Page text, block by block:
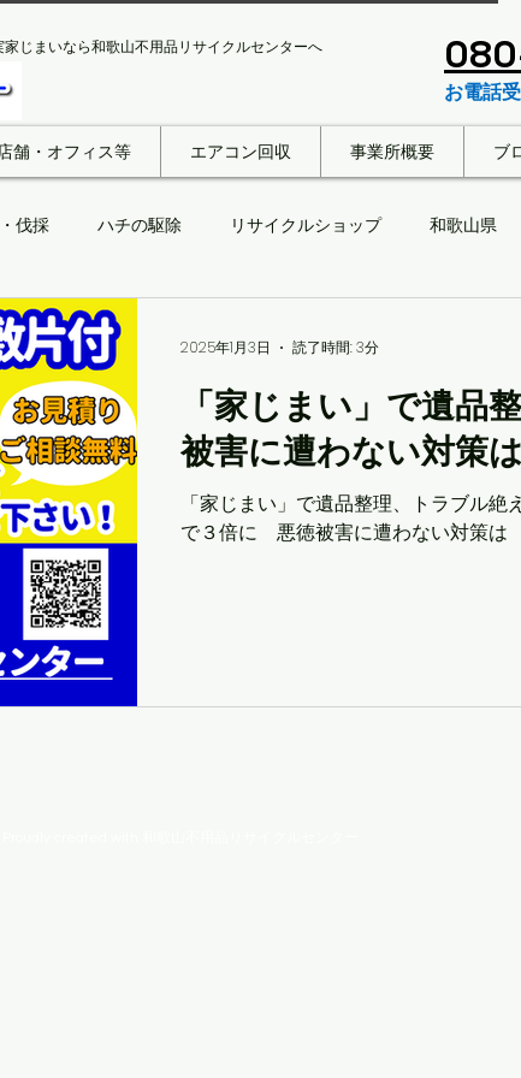
じまいなら和歌山不用品リサイクルセンターへ
お電話
舗・オフィス等 エアコン回収 事業所概要 ブ
伐採 ハチの駆除 リサイクルショップ 和歌山県
ゴミ屋敷片付け
「家じまい」で遺品
被害に遭わない対策
「家じまい」で遺品整理、トラブル
で３倍に 悪徳被害に遭わない対策は
2025年1月3日 読了時間: 3分